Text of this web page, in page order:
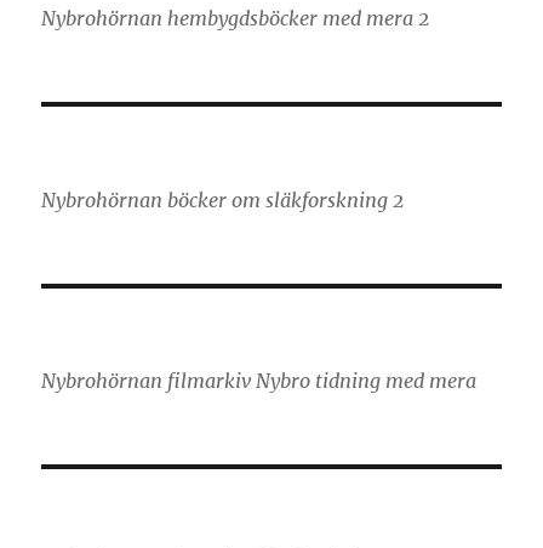
Nybrohörnan hembygdsböcker med mera 2
Nybrohörnan böcker om släkforskning 2
Nybrohörnan filmarkiv Nybro tidning med mera